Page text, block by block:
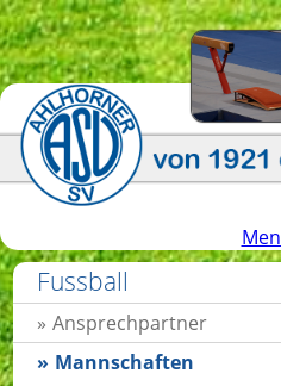
Fussball
Ansprechpartner
Mannschaften